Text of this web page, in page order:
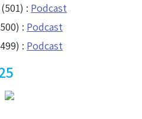
: Podcast
: Podcast
: Podcast